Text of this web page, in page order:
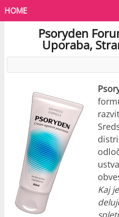
HOME
Psoryden
Uporaba,
Kaj